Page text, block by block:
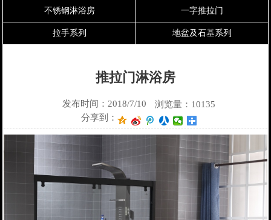
不锈钢淋浴房 一字推拉门
拉手系列 地盆及石基系列
推拉门淋浴房
发布时间：2018/7/10
浏览量：10135
分享到：